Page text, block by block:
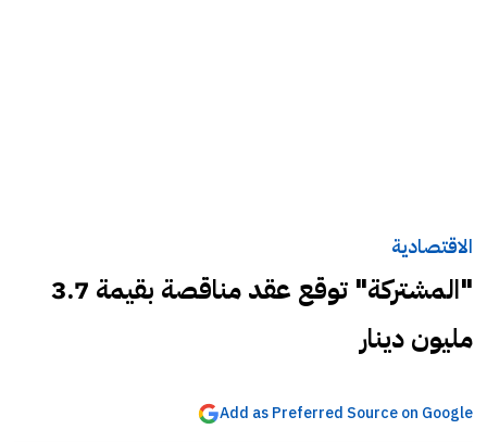
الاقتصادية
"المشتركة" توقع عقد مناقصة بقيمة 3.7
مليون دينار
Add as Preferred Source on Google